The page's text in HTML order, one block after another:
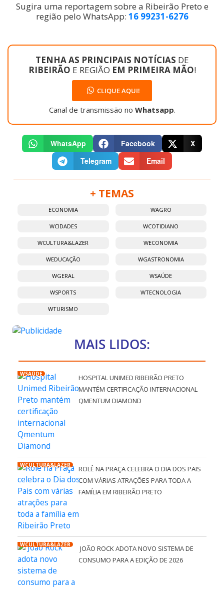
Sugira uma reportagem sobre a Ribeirão Preto e
região pelo WhatsApp: 16 99231-6276
TENHA AS PRINCIPAIS NOTÍCIAS DE
RIBEIRÃO E REGIÃO EM PRIMEIRA MÃO!
CLIQUE AQUI!
Canal de transmissão no Whatsapp.
WhatsApp Facebook
X
Telegram
Email
+ TEMAS
ECONOMIA WAGRO
WCIDADES WCOTIDIANO
WCULTURA&LAZER WECONOMIA
WEDUCAÇÃO WGASTRONOMIA
WGERAL WSAÚDE
WSPORTS WTECNOLOGIA
WTURISMO
MAIS LIDOS:
WSAÚDE
HOSPITAL UNIMED RIBEIRÃO PRETO
MANTÉM CERTIFICAÇÃO INTERNACIONAL
QMENTUM DIAMOND
WCULTURA&LAZER
ROLÊ NA PRAÇA CELEBRA O DIA DOS PAIS
COM VÁRIAS ATRAÇÕES PARA TODA A
FAMÍLIA EM RIBEIRÃO PRETO
WCULTURA&LAZER
JOÃO ROCK ADOTA NOVO SISTEMA DE
CONSUMO PARA A EDIÇÃO DE 2026